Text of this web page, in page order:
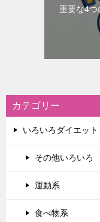
重要な4つ
カテゴリー
いろいろダイエット
その他いろいろ
運動系
食べ物系